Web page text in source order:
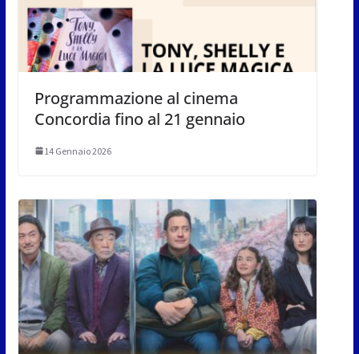
Programmazione al cinema
Concordia fino al 21 gennaio
14 Gennaio 2026